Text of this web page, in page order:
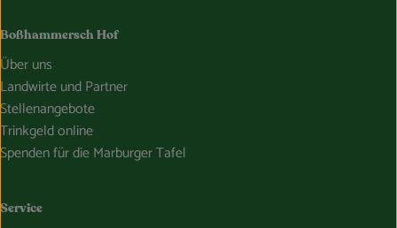
Boßhammersch Hof
Über uns
Landwirte und Partner
Stellenangebote
Trinkgeld online
Spenden für die Marburger Tafel
Service